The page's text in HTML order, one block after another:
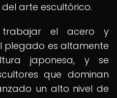
arte escultórico.
el acero y
plegado es altamente
japonesa, y se
que dominan
un alto nivel de